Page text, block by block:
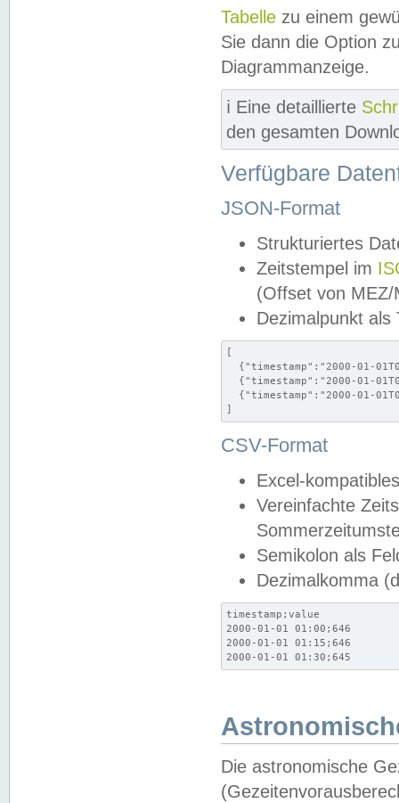
Tabelle zu einem
Sie dann die Option
Diagrammanzeige.
ℹ️ Eine detaillierte
den gesamten
Verfügbare
JSON-Format
Strukturiertes
Zeitstempel im
(Offset von MEZ/
Dezimalpunkt als
[
{"timestamp":"2000-01-
{"timestamp":"2000-01-
{"timestamp":"2000-01-
]
CSV-Format
Excel-
Vereinfachte
Semikolon als
Dezimalkomma
timestamp;value
2000-01-01 01:00;646
2000-01-01 01:15;646
2000-01-01 01:30;645
Die astronomische